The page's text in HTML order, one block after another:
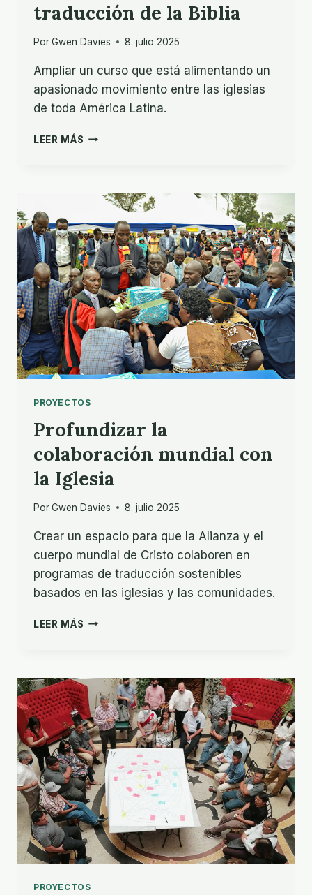
traducción de la Biblia
PorGwen Davies 8. julio 2025
Ampliar un curso que está alimentando un
apasionado movimiento entre las iglesias
de toda América Latina.
LEER MÁS INSPIRAR
LATINOAMERICANAS
LA
TRADUCCIÓN
DE
LA
BIBLIA
PROYECTOS
Profundizar la
colaboración mundial con
la Iglesia
PorGwen Davies 8. julio 2025
Crear un espacio para que la Alianza y el
cuerpo mundial de Cristo colaboren en
programas de traducción sostenibles
basados en las iglesias y las comunidades.
LEER MÁS PROFUNDIZAR
CON
LA
IGLESIA
PROYECTOS